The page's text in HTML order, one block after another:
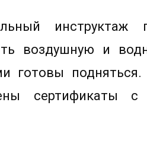
инструктаж
воздушную и
готовы
сертификаты